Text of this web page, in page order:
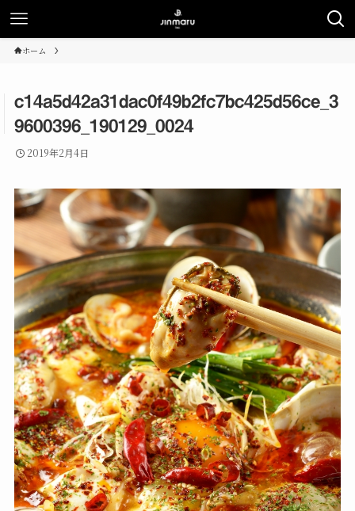
ホーム
c14a5d42a31dac0f49b2fc7bc425d56ce_3
9600396_190129_0024
2019年2月4日